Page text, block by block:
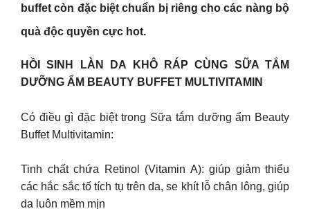
buffet còn đặc biệt chuẩn bị riêng cho các nàng bộ
quà độc quyền cực hot.
HỒI SINH LÀN DA KHÔ RÁP CÙNG SỮA TẮM
DƯỠNG ẨM BEAUTY BUFFET MULTIVITAMIN
Có điều gì đặc biệt trong Sữa tắm dưỡng ẩm Beauty
Buffet Multivitamin:
Tinh chất chứa Retinol (Vitamin A): giúp giảm thiểu
các hắc sắc tố tích tụ trên da, se khít lỗ chân lông, giúp
da luôn mềm mịn